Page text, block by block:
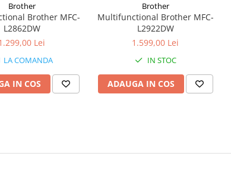
Brother
Brother MFC-
L2862DW
Lei
LA COMANDA
IN COS
Brother
Multifunctional Brother MFC-
L2922DW
1.599,00 Lei
IN STOC
ADAUGA IN COS